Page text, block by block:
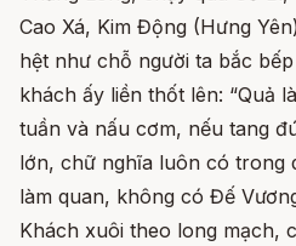
Cao Xá, Kim Động (Hưng
hệt như chỗ người ta bắc
khách ấy liền thốt lên: “Quả
tuần và nấu cơm, nếu tang
lớn, chữ nghĩa luôn có trong
làm quan, không có Đế
Khách xuôi theo long mạch,